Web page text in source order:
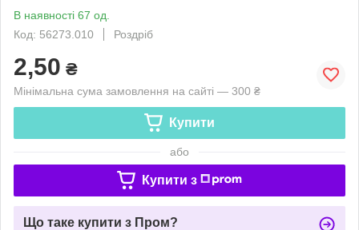
В наявності 67 од.
Код: 56273.010
Роздріб
2,50 ₴
Мінімальна сума замовлення на сайті — 300 ₴
Купити
або
Купити з
Що таке купити з Пром?